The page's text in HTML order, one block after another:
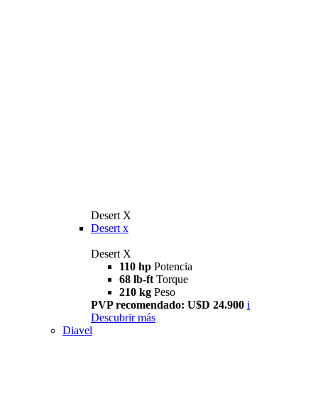
Desert X
Desert x
Desert X
110 hp Potencia
68 lb-ft Torque
210 kg Peso
PVP recomendado: U$D 24.900 i
Descubrir más
Diavel